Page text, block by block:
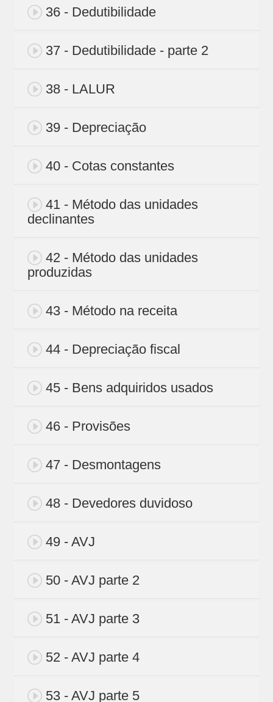
36 - Dedutibilidade
37 - Dedutibilidade - parte 2
38 - LALUR
39 - Depreciação
40 - Cotas constantes
41 - Método das unidades
declinantes
42 - Método das unidades
produzidas
43 - Método na receita
44 - Depreciação fiscal
45 - Bens adquiridos usados
46 - Provisões
47 - Desmontagens
48 - Devedores duvidoso
49 - AVJ
50 - AVJ parte 2
51 - AVJ parte 3
52 - AVJ parte 4
53 - AVJ parte 5